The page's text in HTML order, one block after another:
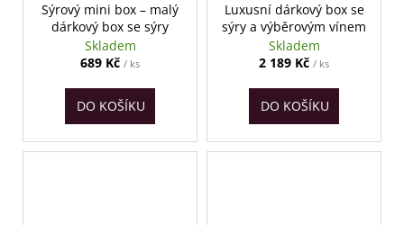
Sýrový mini box – malý
dárkový box se sýry
Skladem
689 Kč / ks
DO KOŠÍKU
Luxusní dárkový box se
sýry a výběrovým vínem
Skladem
2 189 Kč / ks
DO KOŠÍKU